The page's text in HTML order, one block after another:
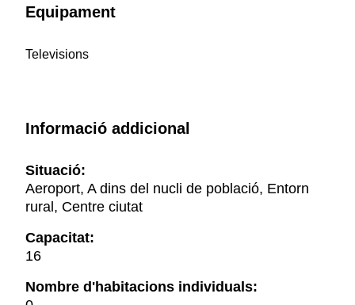
Equipament
Televisions
Informació addicional
Situació:
Aeroport, A dins del nucli de població, Entorn
rural, Centre ciutat
Capacitat:
16
Nombre d'habitacions individuals: